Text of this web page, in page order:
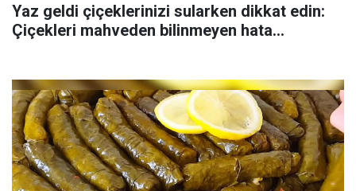
Yaz geldi çiçeklerinizi sularken dikkat edin:
Çiçekleri mahveden bilinmeyen hata...